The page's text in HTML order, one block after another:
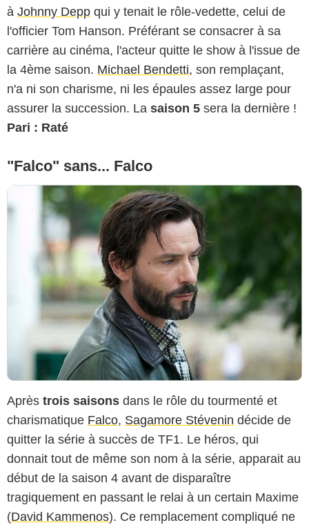
à Johnny Depp qui y tenait le rôle-vedette, celui de
l'officier Tom Hanson. Préférant se consacrer à sa
carrière au cinéma, l'acteur quitte le show à l'issue de
la 4ème saison. Michael Bendetti, son remplaçant,
n'a ni son charisme, ni les épaules assez large pour
assurer la succession. La saison 5 sera la dernière !
Pari : Raté
"Falco" sans... Falco
Après trois saisons dans le rôle du tourmenté et
charismatique Falco, Sagamore Stévenin décide de
quitter la série à succès de TF1. Le héros, qui
donnait tout de même son nom à la série, apparait au
début de la saison 4 avant de disparaître
tragiquement en passant le relai à un certain Maxime
(David Kammenos). Ce remplacement compliqué ne